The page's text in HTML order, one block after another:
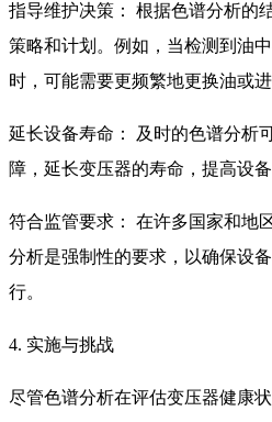
指导维护决策： 根据色谱分析的
策略和计划。例如，当检测到油
时，可能需要更频繁地更换油或进
延长设备寿命： 及时的色谱分析
障，延长变压器的寿命，提高设
符合监管要求： 在许多国家和地
分析是强制性的要求，以确保设
行。
4. 实施与挑战
尽管色谱分析在评估变压器健康